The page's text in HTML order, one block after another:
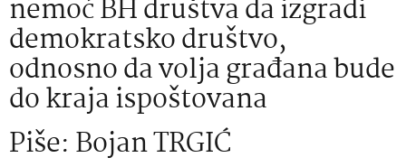
nemoć BH društva da izgradi
demokratsko društvo,
odnosno da volja građana bude
do kraja ispoštovana
Piše: Bojan TRGIĆ